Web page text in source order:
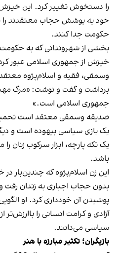
را دستخوش تغییر کرد. این
خود به پوشش حجاب معتقدند را
حکومت جدا کنند.
بخشی از شهروندانی که به حکومت
خیزش از جمهوری اسلامی عبور
وسمقی، فقیه و اسلام‌پژوه
برداشت و گفت و نوشت: «مرگ
جمهوری اسلامی است.»
صدیقه وسمقی معتقد است
یک بازی سیاسی بیهوده است و
یک تکه پارچه، ابزار سرکوب
باشد.
این زن اسلام‌پژوه که چندین‌بار
بدون حجاب اجباری به زندان
پوشیدن آن خودداری کرد. او
آزادی و کرامت انسانی را
سیاسی می‌دانند.
بازیگران؛ تکثیر مبارزه با هنر